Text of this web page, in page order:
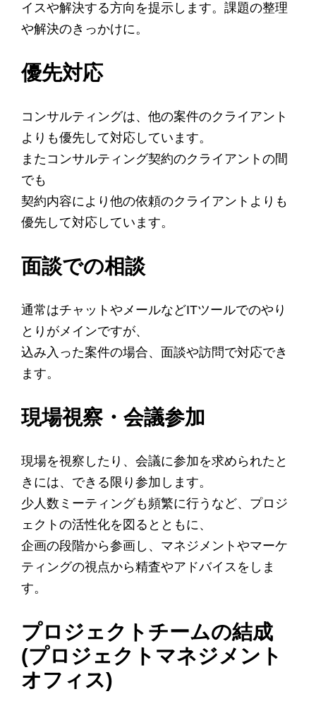
イスや解決する方向を提示します。課題の整理
や解決のきっかけに。
優先対応
コンサルティングは、他の案件のクライアント
よりも優先して対応しています。
またコンサルティング契約のクライアントの間
でも
契約内容により他の依頼のクライアントよりも
優先して対応しています。
面談での相談
通常はチャットやメールなどITツールでのやり
とりがメインですが、
込み入った案件の場合、面談や訪問で対応でき
ます。
現場視察・会議参加
現場を視察したり、会議に参加を求められたと
きには、できる限り参加します。
少人数ミーティングも頻繁に行うなど、プロジ
ェクトの活性化を図るとともに、
企画の段階から参画し、マネジメントやマーケ
ティングの視点から精査やアドバイスをしま
す。
プロジェクトチームの結成
(プロジェクトマネジメント
オフィス)